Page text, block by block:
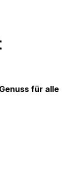
Genuss für alle